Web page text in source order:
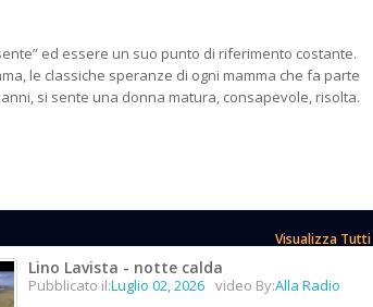
ed essere un suo punto di riferimento costante.
le classiche speranze di ogni mamma che fa parte
si sente una donna matura, consapevole, risolta.
Visualizza Tutti
Lino Lavista - notte calda
Pubblicato il:Luglio 02, 2026 video By:Alla Radio